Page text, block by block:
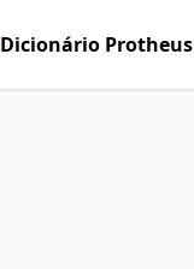
Dicionário Protheus